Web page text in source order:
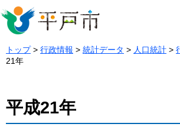
トップ> 行政情報 > 統計データ > 人口統計 >
21年
平成21年